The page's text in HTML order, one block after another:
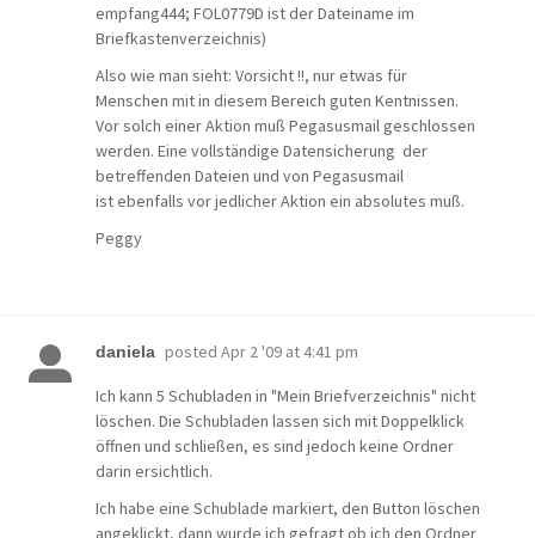
empfang444; FOL0779D ist der Dateiname im
Briefkastenverzeichnis)
Also wie man sieht: Vorsicht !!, nur etwas für
Menschen mit in diesem Bereich guten Kentnissen.
Vor solch einer Aktion muß Pegasusmail geschlossen
werden. Eine vollständige Datensicherung der
betreffenden Dateien und von Pegasusmail
ist ebenfalls vor jedlicher Aktion ein absolutes muß.
Peggy
daniela posted Apr 2 '09 at 4:41 pm
Ich kann 5 Schubladen in "Mein Briefverzeichnis" nicht
löschen. Die Schubladen lassen sich mit Doppelklick
öffnen und schließen, es sind jedoch keine Ordner
darin ersichtlich.
Ich habe eine Schublade markiert, den Button löschen
angeklickt, dann wurde ich gefragt ob ich den Ordner